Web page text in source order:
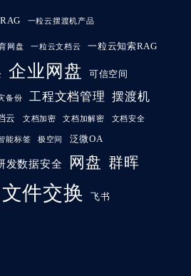
一粒云摆渡机产品
网盘 一粒云文档云 一粒云知索RAG
企业网盘 可信空间
备份 工程文档管理 摆渡机
云 文档加密 文档加解密 文档安全
能标签 极空间 泛微OA
发数据安全 网盘 群晖
件交换 飞书